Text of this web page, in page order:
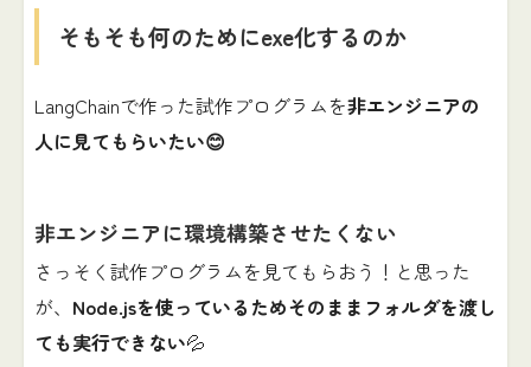
そもそも何のためにexe化するのか
LangChainで作った試作プログラムを非エンジニアの
人に見てもらいたい😊
非エンジニアに環境構築させたくない
さっそく試作プログラムを見てもらおう！と思った
が、 Node.jsを使っているためそのままフォルダを渡し
ても実行できない💦